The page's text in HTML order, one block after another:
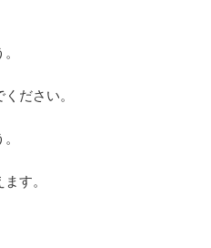
ださい。
す。